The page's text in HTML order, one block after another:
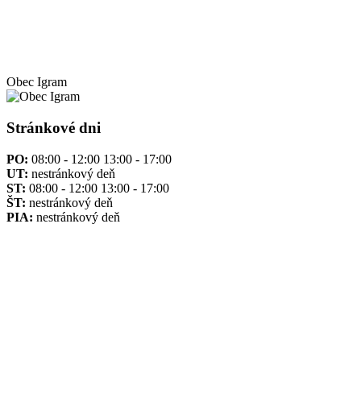
Obec Igram
Stránkové dni
PO: 08:00 - 12:00 13:00 - 17:00
UT: nestránkový deň
ST: 08:00 - 12:00 13:00 - 17:00
ŠT: nestránkový deň
PIA: nestránkový deň